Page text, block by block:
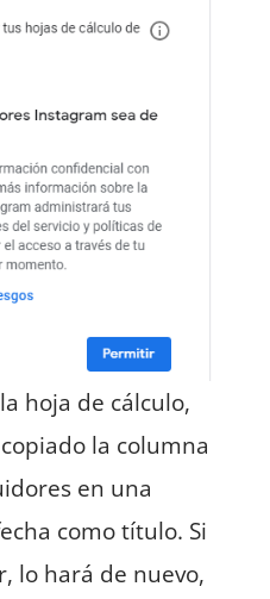
hoja de cálculo,
la columna
en una
como título. Si
lo hará de nuevo,